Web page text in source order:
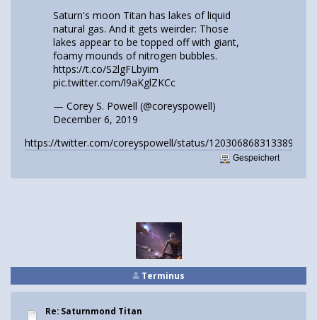
Saturn's moon Titan has lakes of liquid
natural gas. And it gets weirder: Those
lakes appear to be topped off with giant,
foamy mounds of nitrogen bubbles.
https://t.co/S2lgFLbyim
pic.twitter.com/l9aKglZKCc
— Corey S. Powell (@coreyspowell)
December 6, 2019
https://twitter.com/coreyspowell/status/1203068683133898752
Gespeichert
Terminus
Re: Saturnmond Titan